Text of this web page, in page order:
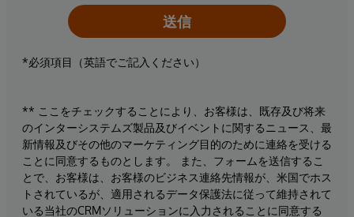
送信
*必須項目（英語でご記入ください）
** ここをチェックすることにより、お客様は、既存及び将来
のインターシステムズ製品及びイベントに関するニュース、最
新情報及びその他のマーケティング目的のために連絡を受ける
ことに同意するものとします。 また、フォームを送信するこ
とで、お客様は、お客様のビジネス連絡先情報が、米国でホス
トされているが、適用されるデータ保護法に従って維持されて
いる当社のCRMソリューションに入力されることに同意する